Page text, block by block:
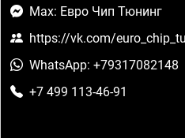
Max: Евро Чип Тюнинг
https://vk.com/
WhatsApp: +79317082148
+7 499 113-46-91